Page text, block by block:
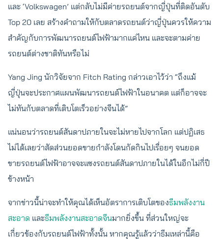
และ ‘Volkswagen’ แต่กลับไม่มีค่ายรถยนต์จากญี่ปุ่นที่ติดอันดับ
Top 20 เลย สร้างคำถามให้กับตลาดรถยนต์ว่าญี่ปุ่นควรให้ความ
สำคัญกับการพัฒนารถยนต์ไฟฟ้ามากแค่ไหน และจะตามค่าย
รถยนต์ต่างชาติทันหรือไม่
Yang Jing นักวิจัยจาก Fitch Rating กล่าวเอาไว้ว่า “ถึงแม้
ญี่ปุ่นจะประกาศแผนพัฒนารถยนต์ไฟฟ้าในอนาคต แต่ก็อาจจะ
ไม่ทันกับตลาดที่เติบโตเร็วอย่างจีนได้”
แน่นอนว่ารถยนต์สันดาปภายในจะไม่หายไปจากโลก แต่ปฏิเสธ
ไม่ได้เลยว่าสัดส่วนยอดขายกำลังโดนกัดกินไปเรื่อยๆ จนยอด
ขายรถยนต์ไฟฟ้าอาจจะแซงรถยนต์สันดาปภายในได้ในอีกไม่กี่ปี
ข้างหน้า
จากข่าวนี้น่าจะทำให้คุณได้เห็นอัตราการเติบโตของธีมพลังงาน
สะอาด และธีมพลังงานสะอาดจีนมากยิ่งขึ้น ที่ส่วนใหญ่จะ
เกี่ยวข้องกับรถยนต์ไฟฟ้าทั้งนั้น หากคุณรู้แล้วว่าธีมเหล่านี้คือ